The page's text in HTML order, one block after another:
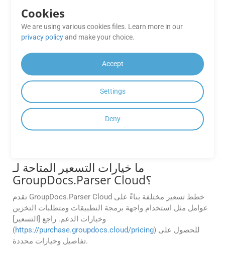
هل يمكنني استخراج البيانات من ملف PDF
ممسوح ضوئيًا أو مستند قائم على صورة
XLAM باستخدام GroupDocs.Parser
Cloud SDK لـ PHP؟
نعم، يتضمن GroupDocs.Parser Cloud تقنية التعرف الضوئي
على الحروف (OCR)، ويمكنه استخراج النص من ملفات PDF
الممسوحة ضوئيًا ومستندات XLAM المستندة إلى الصور. يمكنك
تفعيل خيارات التعرف الضوئي على الحروف (OCR) من خلال
إعدادات واجهة برمجة التطبيقات (API) لتحويل المحتوى
ما خيارات التسعير المتاحة لـ
GroupDocs.Parser Cloud؟
تقدم GroupDocs.Parser Cloud خطط تسعير مختلفة بناءً على
عوامل مثل استخدام واجهة برمجة التطبيقات ومتطلبات التخزين
وخيارات الدعم. راجع [التسعير]
(https://purchase.groupdocs.cloud/pricing) للحصول على
تفاصيل وخيارات محددة.
Cookies
We are using various cookies files. Learn more in our
privacy policyand make your choice.
Accept
Settings
Deny